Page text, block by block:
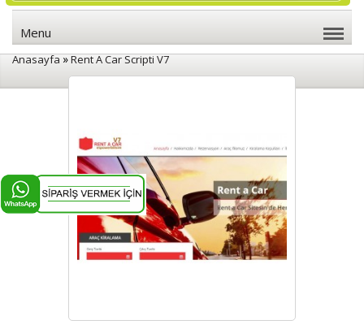
Menu
Anasayfa»Rent A Car Scripti V7